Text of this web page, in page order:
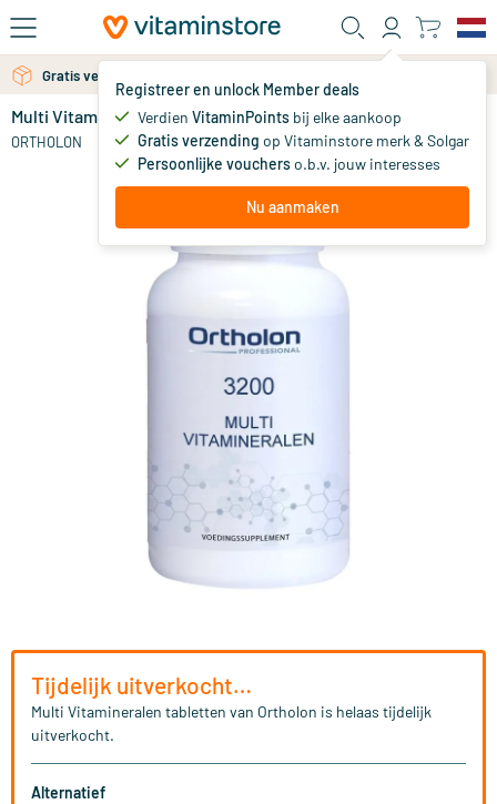
Ga naar de hoofdinhoud
Registreer en unlock Member deals
Verdien VitaminPoints bij elke aankoop
Gratis verzending op Vitaminstore merk & Solgar
Persoonlijke voucherso.b.v. jouw interesses
Nu aanmaken
Gratis verzending vanaf 25 euro
Gratis persoonlijk advies via chat of email
Multi Vitamineralen tabletten
ORTHOLON
Tijdelijk uitverkocht…
Multi Vitamineralen tabletten van Ortholon is helaas tijdelijk
uitverkocht.
Alternatief